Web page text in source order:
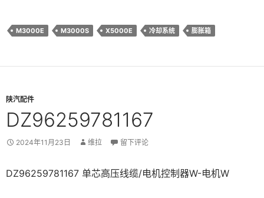
M3000E M3000S X5000E 冷却系统 膨胀箱
陕汽配件
DZ96259781167
2024年11月23日 维拉 留下评论
DZ96259781167 单芯高压线缆/电机控制器W-电机W